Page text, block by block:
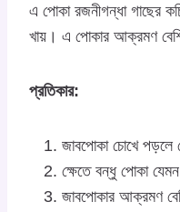
এ পোকা রজনীগন্ধা গাছের
খায়। এ পোকার আক্রমণ
প্রতিকার:
জাবপোকা চোখে পড়লে
ক্ষেতে বন্ধু পোকা যেমন
জাবপোকার আক্রমণ